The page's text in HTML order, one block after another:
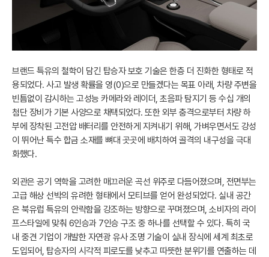
브랜드 특유의 철학이 담긴 탑승자 보호 기술은 한층 더 진화한 형태로 적
용되었다. 사고 발생 확률을 영(0)으로 만들겠다는 목표 아래, 차량 주변을
빈틈없이 감시하는 고성능 카메라와 레이더, 초음파 탐지기 등 수십 개의
첨단 장비가 기본 사양으로 채택되었다. 또한 외부 충격으로부터 차량 하
부에 장착된 고전압 배터리를 안전하게 지켜내기 위해, 가벼우면서도 강성
이 뛰어난 특수 합금 소재를 뼈대 곳곳에 배치하여 골격의 내구성을 극대
화했다.
외관은 공기 역학을 고려한 매끄러운 곡선 위주로 다듬어졌으며, 전면부는
고급 해상 선박의 유려한 형태에서 모티브를 얻어 완성되었다. 실내 공간
은 북유럽 특유의 안락함을 강조하는 방향으로 꾸며졌으며, 소비자의 라이
프스타일에 맞춰 6인승과 7인승 구조 중 하나를 선택할 수 있다. 특히 국
내 중견 기업이 개발한 자연광 유사 조명 기술이 실내 장식에 세계 최초로
도입되어, 탑승자의 시각적 피로도를 낮추고 따뜻한 분위기를 연출하는 데